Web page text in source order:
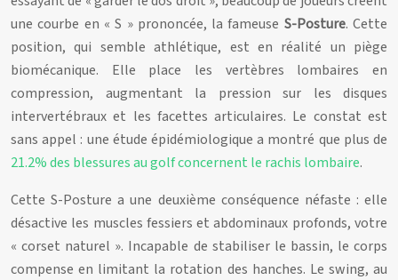
une courbe en « S » prononcée, la fameuse S-Posture. Cette
position, qui semble athlétique, est en réalité un piège
biomécanique. Elle place les vertèbres lombaires en
compression, augmentant la pression sur les disques
intervertébraux et les facettes articulaires. Le constat est
sans appel : une étude épidémiologique a montré que plus de
21.2% des blessures au golf concernent le rachis lombaire.
Cette S-Posture a une deuxième conséquence néfaste : elle
désactive les muscles fessiers et abdominaux profonds, votre
« corset naturel ». Incapable de stabiliser le bassin, le corps
compense en limitant la rotation des hanches. Le swing, au